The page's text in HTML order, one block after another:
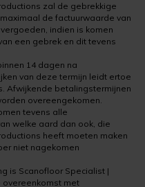
zal de gebrekkige
de factuurwaarde van
indien is komen
een gebrek en dit tevens
14 dagen na
van deze termijn leidt ertoe
Afwijkende betalingstermijnen
overeengekomen.
tevens alle
welke aard dan ook, die
heeft moeten maken
niet nagekomen
is Scanofloor Specialist |
overeenkomst met